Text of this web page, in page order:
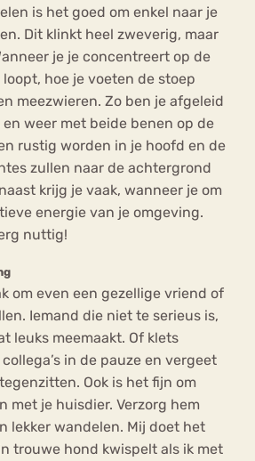
is het goed om enkel naar je
Dit klinkt heel zweverig, maar
je je concentreert op de
hoe je voeten de stoep
meezwieren. Zo ben je afgeleid
weer met beide benen op de
rustig worden in je hoofd en de
zullen naar de achtergrond
krijg je vaak, wanneer je om
energie van je omgeving.
nuttig!
om even een gezellige vriend of
Iemand die niet te serieus is,
leuks meemaakt. Of klets
in de pauze en vergeet
Ook is het fijn om
met je huisdier. Verzorg hem
lekker wandelen. Mij doet het
trouwe hond kwispelt als ik met